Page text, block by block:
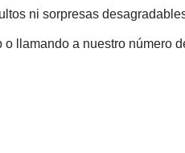
ni sorpresas
llamando a nuestro número